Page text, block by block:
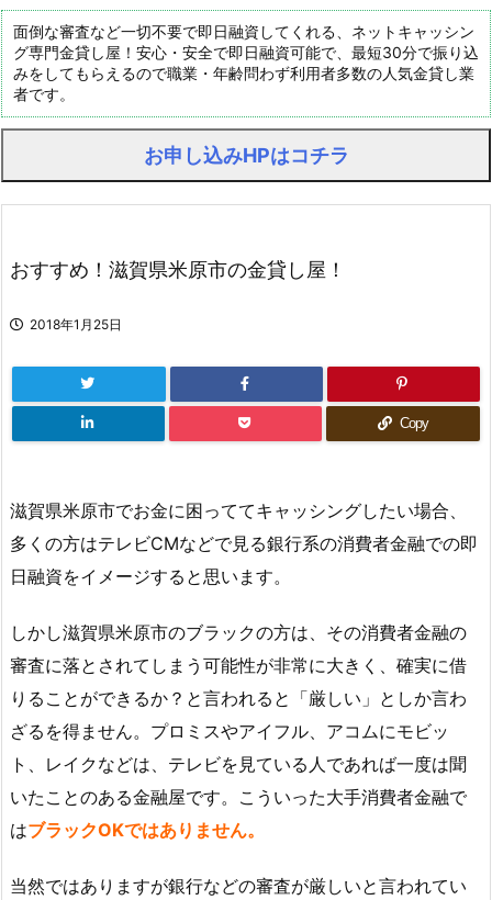
面倒な審査など一切不要で即日融資してくれる、ネットキャッシン
グ専門金貸し屋！安心・安全で即日融資可能で、最短30分で振り込
みをしてもらえるので職業・年齢問わず利用者多数の人気金貸し業
者です。
お申し込みHPはコチラ
おすすめ！滋賀県米原市の金貸し屋！
2018年1月25日
Copy
滋賀県米原市でお金に困っててキャッシングしたい場合、
多くの方はテレビCMなどで見る銀行系の消費者金融での即
日融資をイメージすると思います。
しかし滋賀県米原市のブラックの方は、その消費者金融の
審査に落とされてしまう可能性が非常に大きく、確実に借
りることができるか？と言われると「厳しい」としか言わ
ざるを得ません。プロミスやアイフル、アコムにモビッ
ト、レイクなどは、テレビを見ている人であれば一度は聞
いたことのある金融屋です。こういった大手消費者金融で
はブラックOKではありません。
当然ではありますが銀行などの審査が厳しいと言われてい